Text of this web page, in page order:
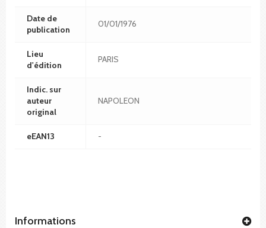
Date de
publication
01/01/1976
Lieu
d'édition
PARIS
Indic. sur
auteur
original
NAPOLEON
eEAN13 -
Informations